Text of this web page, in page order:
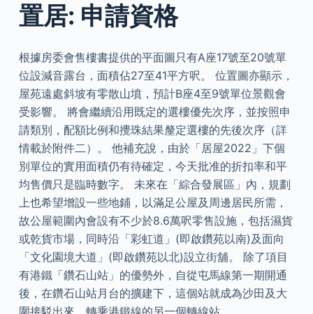
置居: 申請資格
根據房委會售樓書提供的平面圖只有A座17號至20號單
位設減音露台，面積佔27至41平方呎。 位置圖亦顯示，
屋苑遠處斜坡有零散山墳，預計B座4至9號單位景觀會
受影響。 將會繼續沿用既定的選樓優先次序，並按照申
請類別，配額比例和攪珠結果釐定選樓的先後次序（詳
情載於附件二）。 他補充說，由於「居屋2022」下個
別單位的實用面積仍有待確定，今天批准的折扣率和平
均售價只是臨時數字。 未來在「綜合發展區」內，規劃
上也希望增設一些地鋪，以滿足公屋及周邊居民所需，
故公屋範圍內會設有不少於8.6萬呎零售設施，包括濕貨
或乾貨市場，同時沿「彩虹道」(即啟鑽苑以南)及面向
「文化園境大道」(即啟鑽苑以北)設立街舖。 除了項目
有港鐵「鑽石山站」的優勢外，自從屯馬線第一期開通
後，在鑽石山站月台的擴建下，這個站就成為沙田及大
圍接駁出來，轉乘港鐵線的另一個轉線站。